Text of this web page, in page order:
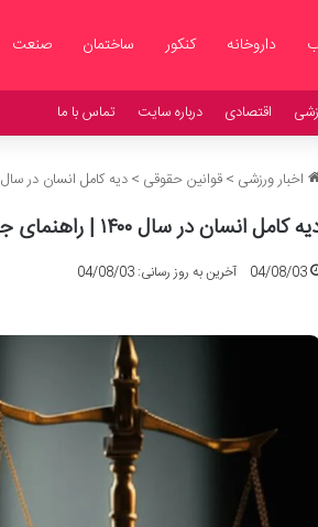
داروخانه کنکور ساختمان صنعت
اقتصادی درباره سایت تماس با ما
اخبار ورزشی >قوانین حقوقی >دیه کامل انسان در سال ۱۴۰۰ | راهنمای جامع نرخ و میزان دیه
کامل انسان در سال ۱۴۰۰ | راهنمای جامع نرخ و میزان دیه
04/08/03 آخرین به روز رسانی: 04/08/03